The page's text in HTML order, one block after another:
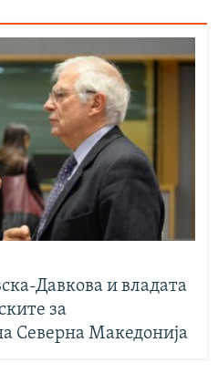
Давкова и владата
за
Северна Македонија